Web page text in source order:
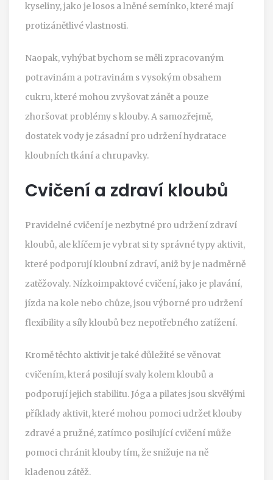
kyseliny, jako je losos a lněné semínko, které mají
protizánětlivé vlastnosti.
Naopak, vyhýbat bychom se měli zpracovaným
potravinám a potravinám s vysokým obsahem
cukru, které mohou zvyšovat zánět a pouze
zhoršovat problémy s klouby. A samozřejmě,
dostatek vody je zásadní pro udržení hydratace
kloubních tkání a chrupavky.
Cvičení a zdraví kloubů
Pravidelné cvičení je nezbytné pro udržení zdraví
kloubů, ale klíčem je vybrat si ty správné typy aktivit,
které podporují kloubní zdraví, aniž by je nadměrně
zatěžovaly. Nízkoimpaktové cvičení, jako je plavání,
jízda na kole nebo chůze, jsou výborné pro udržení
flexibility a síly kloubů bez nepotřebného zatížení.
Kromě těchto aktivit je také důležité se věnovat
cvičením, která posilují svaly kolem kloubů a
podporují jejich stabilitu. Jóga a pilates jsou skvělými
příklady aktivit, které mohou pomoci udržet klouby
zdravé a pružné, zatímco posilující cvičení může
pomoci chránit klouby tím, že snižuje na ně
kladenou zátěž.